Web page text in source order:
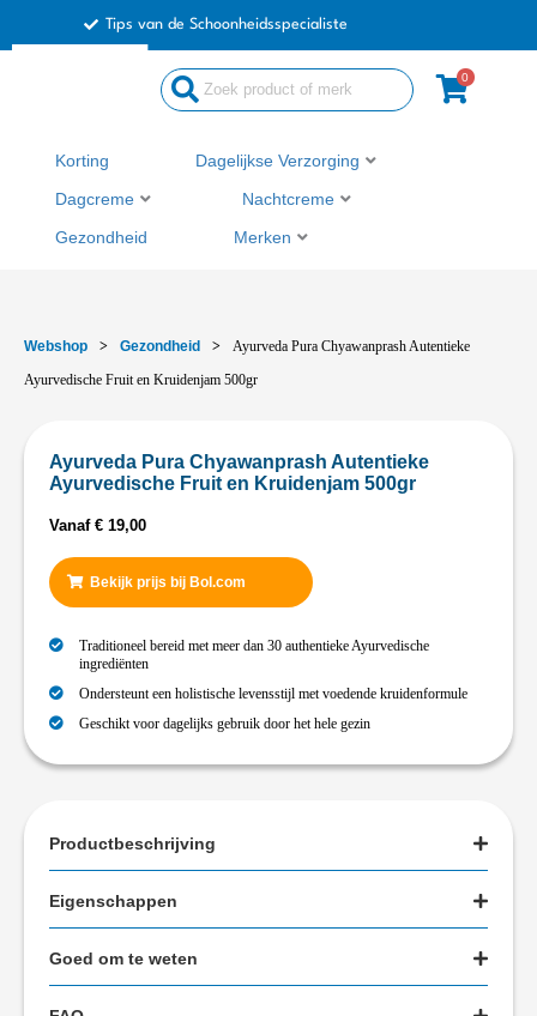
Tips van de Schoonheidsspecialiste
0
Korting Dagelijkse Verzorging
Dagcreme Nachtcreme
Gezondheid Merken
Webshop > Gezondheid >
Ayurveda Pura Chyawanprash Autentieke
Ayurvedische Fruit en Kruidenjam 500gr
Ayurveda Pura Chyawanprash Autentieke
Ayurvedische Fruit en Kruidenjam 500gr
Vanaf € 19,00
Bekijk prijs bij Bol.com
Traditioneel bereid met meer dan 30 authentieke Ayurvedische
ingrediënten
Ondersteunt een holistische levensstijl met voedende kruidenformule
Geschikt voor dagelijks gebruik door het hele gezin
Productbeschrijving
Eigenschappen
Goed om te weten